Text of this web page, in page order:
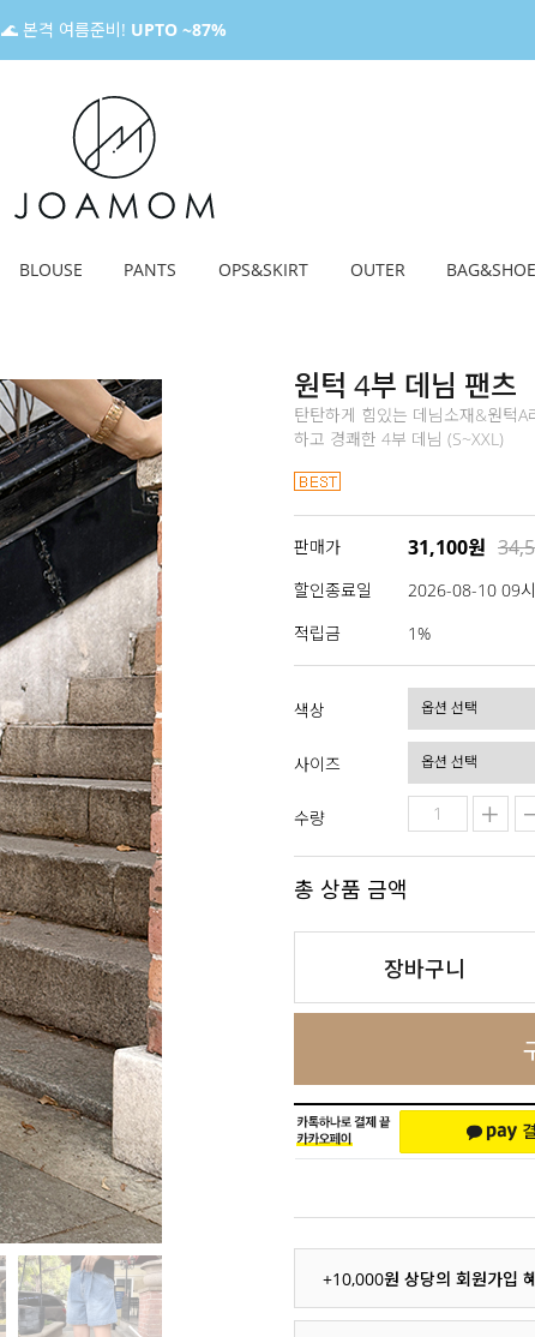
🌊 본격 여름준비! UPTO ~87%
BLOUSE PANTS OPS&SKIRT OUTER
원턱 4부 데님 팬츠
탄탄하게 힘있는 데님소재&원턱
하고 경쾌한 4부 데님 (S~XXL)
판매가 31,100원
할인종료일
2026-08-10 09
적립금
1%
색상
사이즈
수량
총 상품 금액
장바구니
+10,000원 상당의 회원가입